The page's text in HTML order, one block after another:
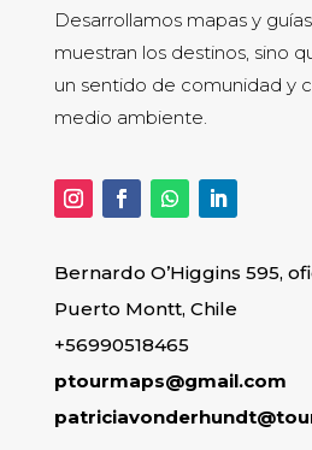
Desarrollamos mapas y
muestran los destinos, sino
un sentido de comunidad y
medio ambiente.
Bernardo O’Higgins 595,
Puerto Montt, Chile
+56990518465
ptourmaps@gmail.com